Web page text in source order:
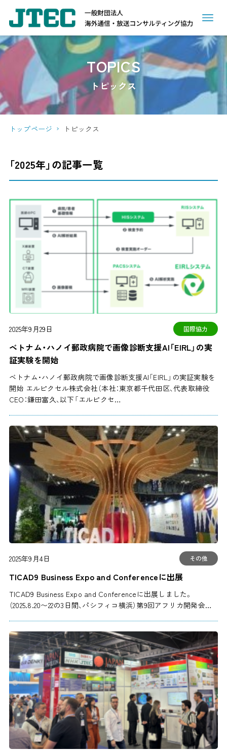
TOPICS
トピックス
トップページ トピックス
「2025年」の記事一覧
2025年9月29日 国際協力
ベトナム・ハノイ郵政病院で画像診断支援AI「EIRL」の実
証実験を開始
ベトナム・ハノイ郵政病院で画像診断支援AI「EIRL」の実証実験を
開始 エルピクセル株式会社（本社：東京都千代田区、代表取締役
CEO：鎌田富久、以下「エルピクセ…
2025年9月4日 その他
TICAD9 Business Expo and Conferenceに出展
TICAD9 Business Expo and Conferenceに出展しました。
（2025.8.20〜22の3日間、パシフィコ横浜）第9回アフリカ開発会…